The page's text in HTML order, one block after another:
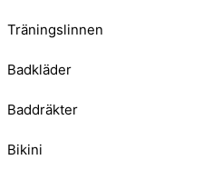
Träningslinnen
Badkläder
Baddräkter
Bikini